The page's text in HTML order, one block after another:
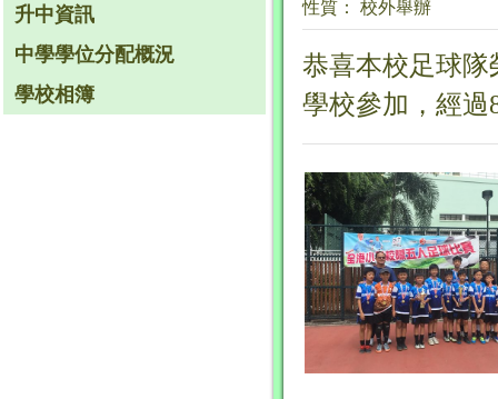
升中資訊
中學學位分配概況
學校相簿
性質： 校外舉辦
恭喜本校足球隊
學校參加，經